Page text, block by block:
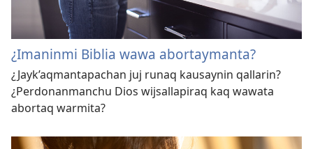
¿Imaninmi Biblia wawa abortaymanta?
¿Jayk’aqmantapachan juj runaq kausaynin qallarin?
¿Perdonanmanchu Dios wijsallapiraq kaq wawata
abortaq warmita?